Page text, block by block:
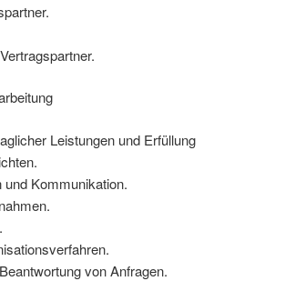
Leistungen und Erfüllung
und Kommunikation.
von Anfragen.